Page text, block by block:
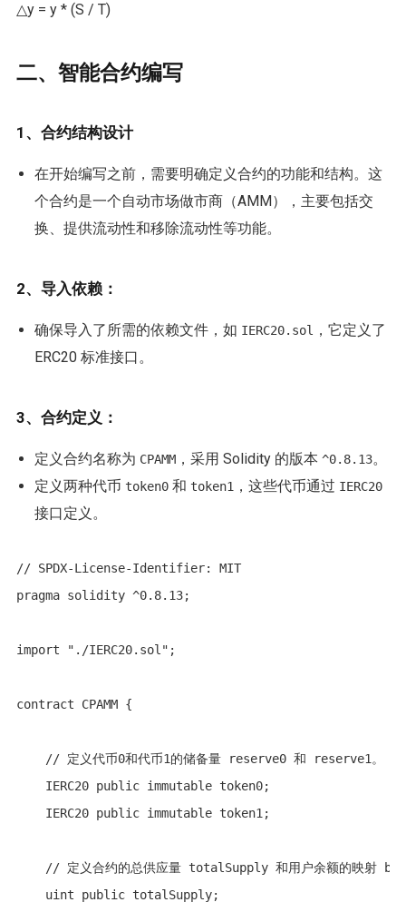
△y = y * (S / T)
二、智能合约编写
1、合约结构设计
在开始编写之前，需要明确定义合约的功能和结构。这
个合约是一个自动市场做市商（AMM），主要包括交
换、提供流动性和移除流动性等功能。
2、导入依赖：
确保导入了所需的依赖文件，如 IERC20.sol ，它定义了
ERC20 标准接口。
3、合约定义：
定义合约名称为 CPAMM，采用 Solidity 的版本 ^0.8.13。
定义两种代币 token0和 token1，这些代币通过 IERC20
接口定义。
// SPDX-License-Identifier: MIT
pragma solidity ^0.8.13;
import "./IERC20.sol";
contract CPAMM {
    // 定义代币0和代币1的储备量 reserve0 和 reserve1。
    IERC20 public immutable token0;
    IERC20 public immutable token1;
// 定义合约的总供应量 totalSupply 和用户余额的映射
    uint public totalSupply;